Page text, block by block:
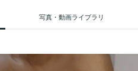
写真・動画ライブラリ